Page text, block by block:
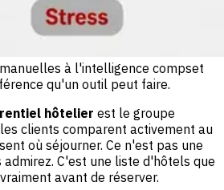
à l'intelligence compset
qu'un outil peut faire.
hôtelier est le groupe
clients comparent activement au
où séjourner. Ce n'est pas une
C'est une liste d'hôtels que
avant de réserver.